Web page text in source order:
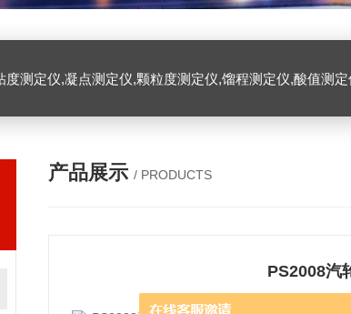
度测定仪,凝点测定仪,颗粒度测定仪,馏程测定仪,酸值测定
产品展示 / PRODUCTS
PS2008汽
汽轮机油破